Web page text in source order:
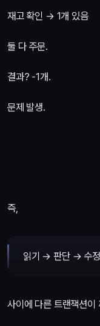
재고 확인 → 1개 있음
둘 다 주문.
결과? -1개.
문제 발생.
즉,
읽기 → 판단 → 수정
사이에 다른 트랜잭션이